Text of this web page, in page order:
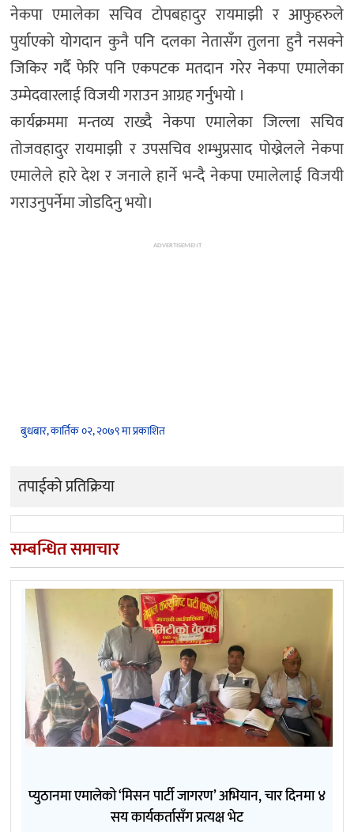
नेकपा एमालेका सचिव टोपबहादुर रायमाझी र आफुहरुले
पुर्याएको योगदान कुनै पनि दलका नेतासँग तुलना हुनै नसक्ने
जिकिर गर्दै फेरि पनि एकपटक मतदान गरेर नेकपा एमालेका
उम्मेदवारलाई विजयी गराउन आग्रह गर्नुभयो ।
कार्यक्रममा मन्तव्य राख्दै नेकपा एमालेका जिल्ला सचिव
तोजवहादुर रायमाझी र उपसचिव शम्भुप्रसाद पोख्रेलले नेकपा
एमालेले हारे देश र जनाले हार्ने भन्दै नेकपा एमालेलाई विजयी
गराउनुपर्नेमा जोडदिनु भयो।
ADVERTISEMENT
बुधबार, कार्तिक ०२, २०७९ मा प्रकाशित
तपाईको प्रतिक्रिया
सम्बन्धित समाचार
प्युठानमा एमालेको ‘मिसन पार्टी जागरण’ अभियान, चार दिनमा ४
सय कार्यकर्तासँग प्रत्यक्ष भेट